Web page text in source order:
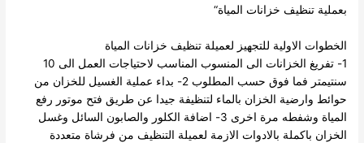
بعملية تنظيف خزانات المياة“
الخطوات الاولية للتجهيز لعميلة تنظيف خزانات المياة
1- تفريغ الخزانات الى المنسوب المناسب لاحتياجات العمل الى 10
سنتيمتر فما فوق حسب المطلوب
2- بداء عملية الغسيل للخزان من
حوائط وارضية الخزان بالماء لتنظيفة جيدا عن طريق فتح موتور رفع
المياة وشفطه مرة اخرى
3- اضافة الكلور والصابون السائل وغسل
الخزان باكملة بالادوات الازمة لعميلة التنظيف من فرشاة متعددة